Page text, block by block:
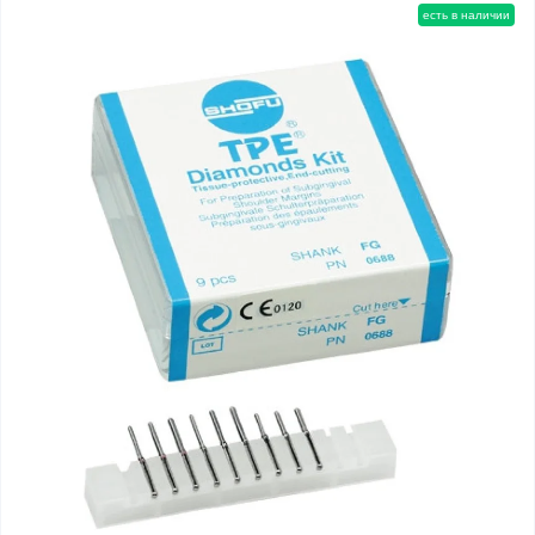
есть в наличии